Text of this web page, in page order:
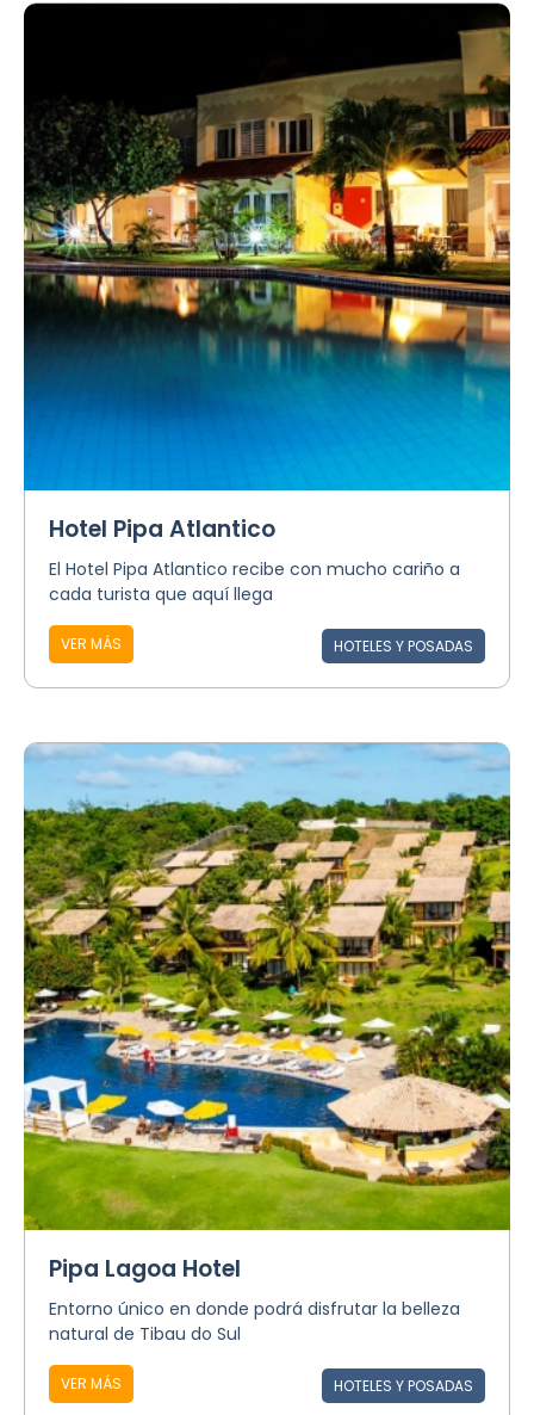
Hotel Pipa Atlantico
El Hotel Pipa Atlantico recibe con mucho cariño a
cada turista que aquí llega
VER MÁS HOTELES Y POSADAS
Pipa Lagoa Hotel
Entorno único en donde podrá disfrutar la belleza
natural de Tibau do Sul
VER MÁS HOTELES Y POSADAS